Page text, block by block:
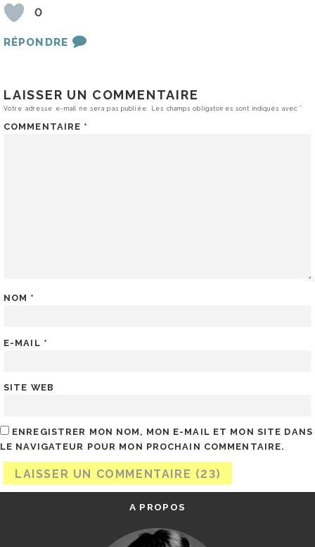
0
RÉPONDRE
LAISSER UN COMMENTAIRE
Votre adresse e-mail ne sera pas publiée. Les champs obligatoires sont indiqués avec*
COMMENTAIRE *
NOM *
E-MAIL *
SITE WEB
ENREGISTRER MON NOM, MON E-MAIL ET MON SITE DANS
LE NAVIGATEUR POUR MON PROCHAIN COMMENTAIRE.
A PROPOS